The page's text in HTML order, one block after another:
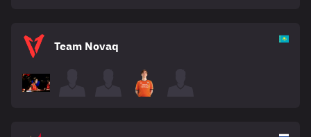
Team Novaq